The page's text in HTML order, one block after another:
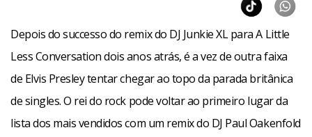
Depois do successo do remix do DJ Junkie XL para A Little
Less Conversation dois anos atrás, é a vez de outra faixa
de Elvis Presley tentar chegar ao topo da parada britânica
de singles. O rei do rock pode voltar ao primeiro lugar da
lista dos mais vendidos com um remix do DJ Paul Oakenfold